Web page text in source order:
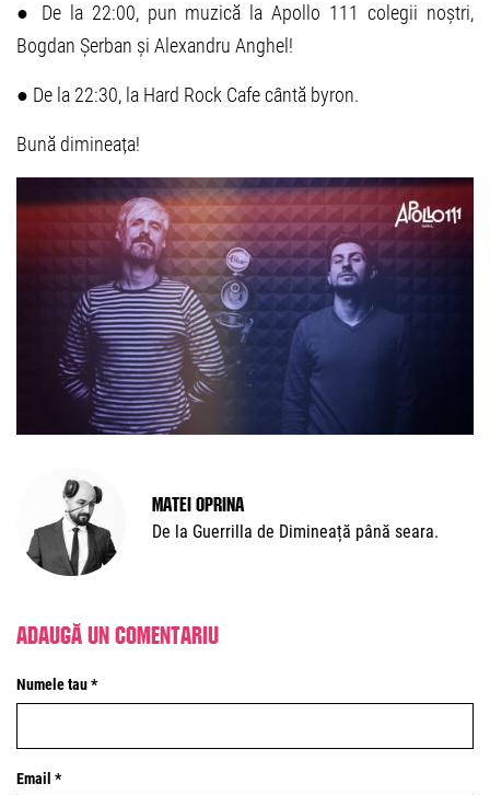
● De la 22:00, pun muzică la Apollo 111 colegii noștri,
Bogdan Șerban și Alexandru Anghel!
● De la 22:30, la Hard Rock Cafe cântă byron.
Bună dimineața!
Matei Oprina
De la Guerrilla de Dimineață până seara.
Adaugă un comentariu
Numele tau *
Email *